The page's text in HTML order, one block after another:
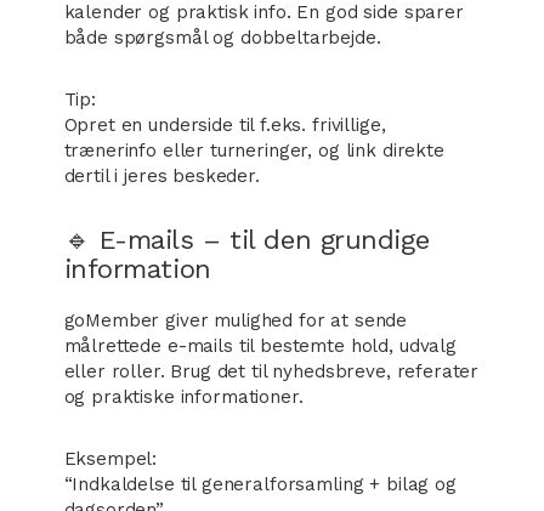
kalender og praktisk info. En god side sparer
både spørgsmål og dobbeltarbejde.
Tip:
Opret en underside til f.eks. frivillige,
trænerinfo eller turneringer, og link direkte
dertil i jeres beskeder.
🔹 E-mails – til den grundige
information
goMember giver mulighed for at sende
målrettede e-mails til bestemte hold, udvalg
eller roller. Brug det til nyhedsbreve, referater
og praktiske informationer.
Eksempel:
“Indkaldelse til generalforsamling + bilag og